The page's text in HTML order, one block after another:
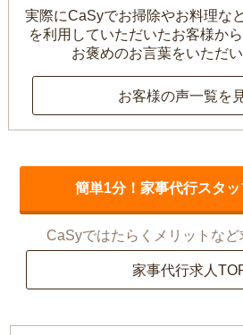
実際にCaSyでお掃除やお料理な
を利用していただいたお客様から
お褒めのお言葉をいただい
お客様の声一覧を
簡単1分！家事代行スタ
CaSyではたらくメリットな
家事代行求人